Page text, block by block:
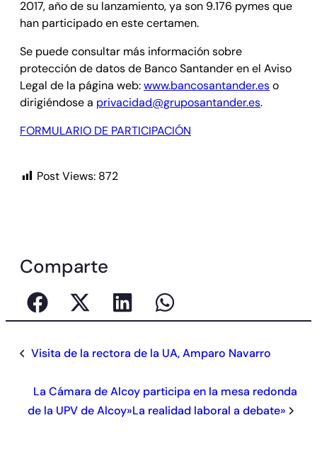
2017, año de su lanzamiento, ya son 9.176 pymes que
han participado en este certamen.
Se puede consultar más información sobre
protección de datos de Banco Santander en el Aviso
Legal de la página web:www.bancosantander.eso
dirigiéndose a privacidad@gruposantander.es.
FORMULARIO DE PARTICIPACIÓN
Post Views: 872
Comparte
Visita de la rectora de la UA, Amparo Navarro
La Cámara de Alcoy participa en la mesa redonda
de la UPV de Alcoy»La realidad laboral a debate»